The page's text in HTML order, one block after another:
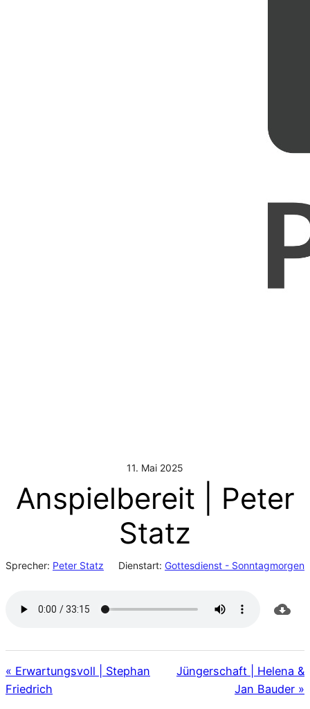
11. Mai 2025
Anspielbereit | Peter
Statz
Sprecher: Peter Statz Dienstart: Gottesdienst - Sonntagmorgen
« Erwartungsvoll | Stephan
Friedrich
Jüngerschaft | Helena &
Jan Bauder »